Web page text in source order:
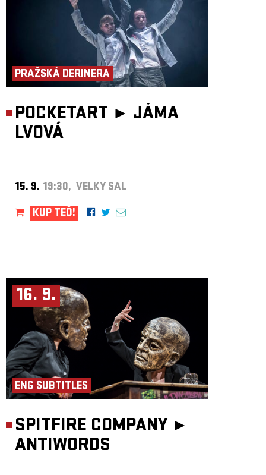
PRAŽSKÁ DERINERA
POCKETART ► JÁMA
LVOVÁ
15. 9. 19:30, VELKÝ SÁL
KUP TEĎ!
16. 9.
ENG SUBTITLES
SPITFIRE COMPANY ►
ANTIWORDS